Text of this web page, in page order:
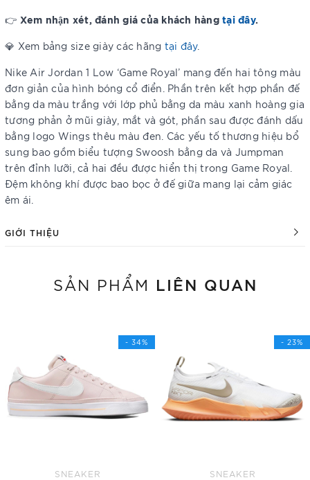
👉 Xem nhận xét, đánh giá của khách hàng tại đây.
💎 Xem bảng size giày các hãng tại đây.
Nike Air Jordan 1 Low ‘Game Royal’ mang đến hai tông màu
đơn giản của hình bóng cổ điển. Phần trên kết hợp phần đế
bằng da màu trắng với lớp phủ bằng da màu xanh hoàng gia
tương phản ở mũi giày, mắt và gót, phần sau được đánh dấu
bằng logo Wings thêu màu đen. Các yếu tố thương hiệu bổ
sung bao gồm biểu tượng Swoosh bằng da và Jumpman
trên đỉnh lưỡi, cả hai đều được hiển thị trong Game Royal.
Đệm không khí được bao bọc ở đế giữa mang lại cảm giác
êm ái.
GIỚI THIỆU
SẢN PHẨM LIÊN QUAN
- 34%
SNEAKER
- 23%
SNEAKER